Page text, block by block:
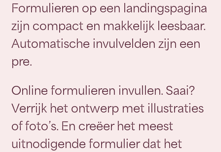
Formulieren op een landingspagina
zijn compact en makkelijk leesbaar.
Automatische invulvelden zijn een
pre.
Online formulieren invullen. Saai?
Verrijk het ontwerp met illustraties
of foto’s. En creëer het meest
uitnodigende formulier dat het